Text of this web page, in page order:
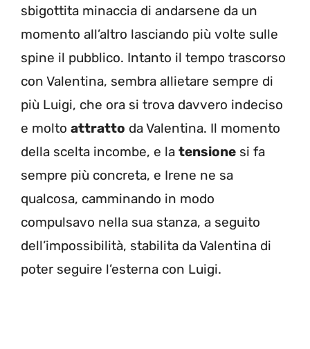
sbigottita minaccia di andarsene da un
momento all’altro lasciando più volte sulle
spine il pubblico. Intanto il tempo trascorso
con Valentina, sembra allietare sempre di
più Luigi, che ora si trova davvero indeciso
e molto attratto da Valentina. Il momento
della scelta incombe, e la tensione si fa
sempre più concreta, e Irene ne sa
qualcosa, camminando in modo
compulsavo nella sua stanza, a seguito
dell’impossibilità, stabilita da Valentina di
poter seguire l’esterna con Luigi.